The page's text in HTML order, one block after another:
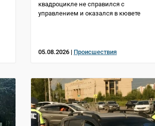
квадроцикле не справился с
управлением и оказался в кювете
05.08.2026 | Происшествия